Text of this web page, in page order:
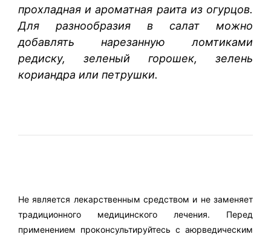
прохладная и ароматная раита из огурцов.
Для разнообразия в салат можно
добавлять нарезанную ломтиками
редиску, зеленый горошек, зелень
кориандра или петрушки.
Не является лекарственным средством и не заменяет
традиционного медицинского лечения. Перед
применением проконсультируйтесь с аюрведическим